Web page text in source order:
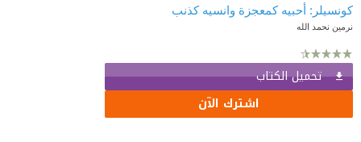
كونسيلر: أحبيه كمعجزة وانسيه كذنب
نرمين نحمد الله
تحميل الكتاب
اشترك الآن